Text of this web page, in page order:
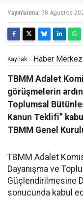
Yayınlanma: 08 Ağustos
Kaynak: Haber
TBMM Adalet
görüşmelerin
Toplumsal
Kanun Teklifi”
TBMM Genel
TBMM Adalet
Dayanışma ve
Güçlendirilmesine
sonucunda kabul